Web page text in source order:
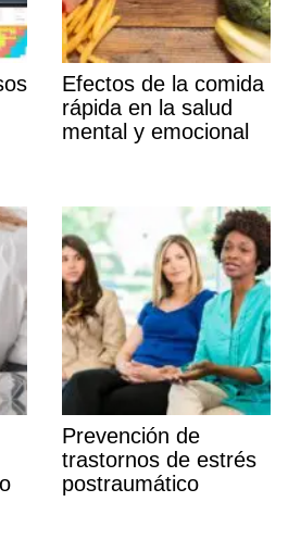
Efectos de la comida
rápida en la salud
mental y emocional
Prevención de
trastornos de estrés
postraumático